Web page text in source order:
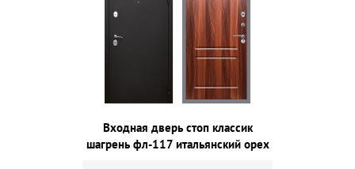
Входная дверь стоп классик
шагрень фл-117 итальянский орех